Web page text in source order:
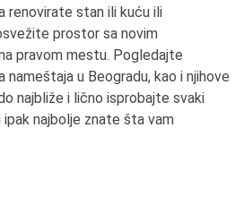
renovirate stan ili kuću ili
prostor sa novim
pravom mestu. Pogledajte
u Beogradu, kao i njihove
najbliže i lično isprobajte svaki
ipak najbolje znate šta vam